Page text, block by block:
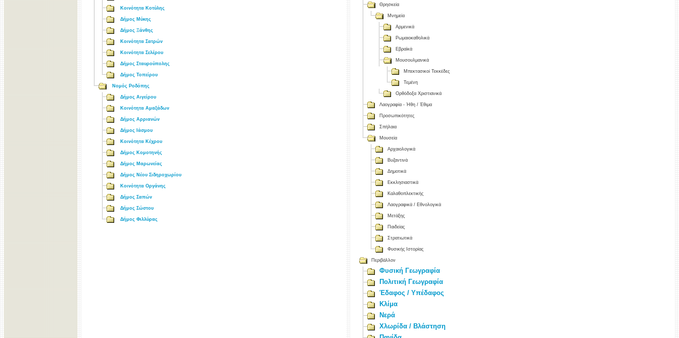
Κοινότητα Κοτύλης
Δήμος Μύκης
Δήμος Ξάνθης
Κοινότητα Σατρών
Κοινότητα Σελέρου
Δήμος Σταυρούπολης
Δήμος Τοπείρου
Νομός Ροδόπης
Δήμος Αιγείρου
Κοινότητα Αμαξάδων
Δήμος Αρριανών
Δήμος Ιάσμου
Κοινότητα Κέχρου
Δήμος Κομοτηνής
Δήμος Μαρωνείας
Δήμος Νέου Σιδηροχωρίου
Κοινότητα Οργάνης
Δήμος Σαπών
Δήμος Σώστου
Δήμος Φιλλύρας
Θρησκεία
Μνημεία
Αρμενικά
Ρωμαιοκαθολικά
Εβραϊκά
Μουσουλμανικά
Μπεκτασικοί Τεκκέδες
Τεμένη
Ορθόδοξα Χριστιανικά
Λαογραφία - Ήθη / Έθιμα
Προσωπικότητες
Σπήλαια
Μουσεία
Αρχαιολογικά
Βυζαντινά
Δημοτικά
Εκκλησιαστικά
Καλαθοπλεκτικής
Λαογραφικά / Εθνολογικά
Μετάξης
Παιδείας
Στρατιωτικά
Φυσικής Ιστορίας
Περιβάλλον
Φυσική Γεωγραφία
Πολιτική Γεωγραφία
Έδαφος / Υπέδαφος
Κλίμα
Νερά
Χλωρίδα / Βλάστηση